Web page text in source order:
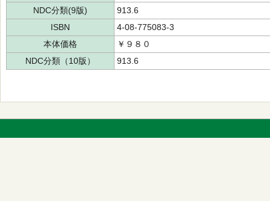
NDC分類(9版)
913.6
ISBN
4-08-775083-3
本体価格
￥９８０
NDC分類（10版）
913.6